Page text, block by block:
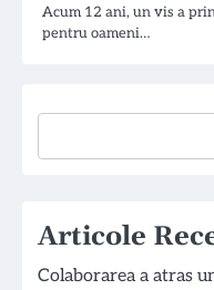
Acum 12 ani, un vis a
pentru oameni…
Articole
Colaborarea a atras